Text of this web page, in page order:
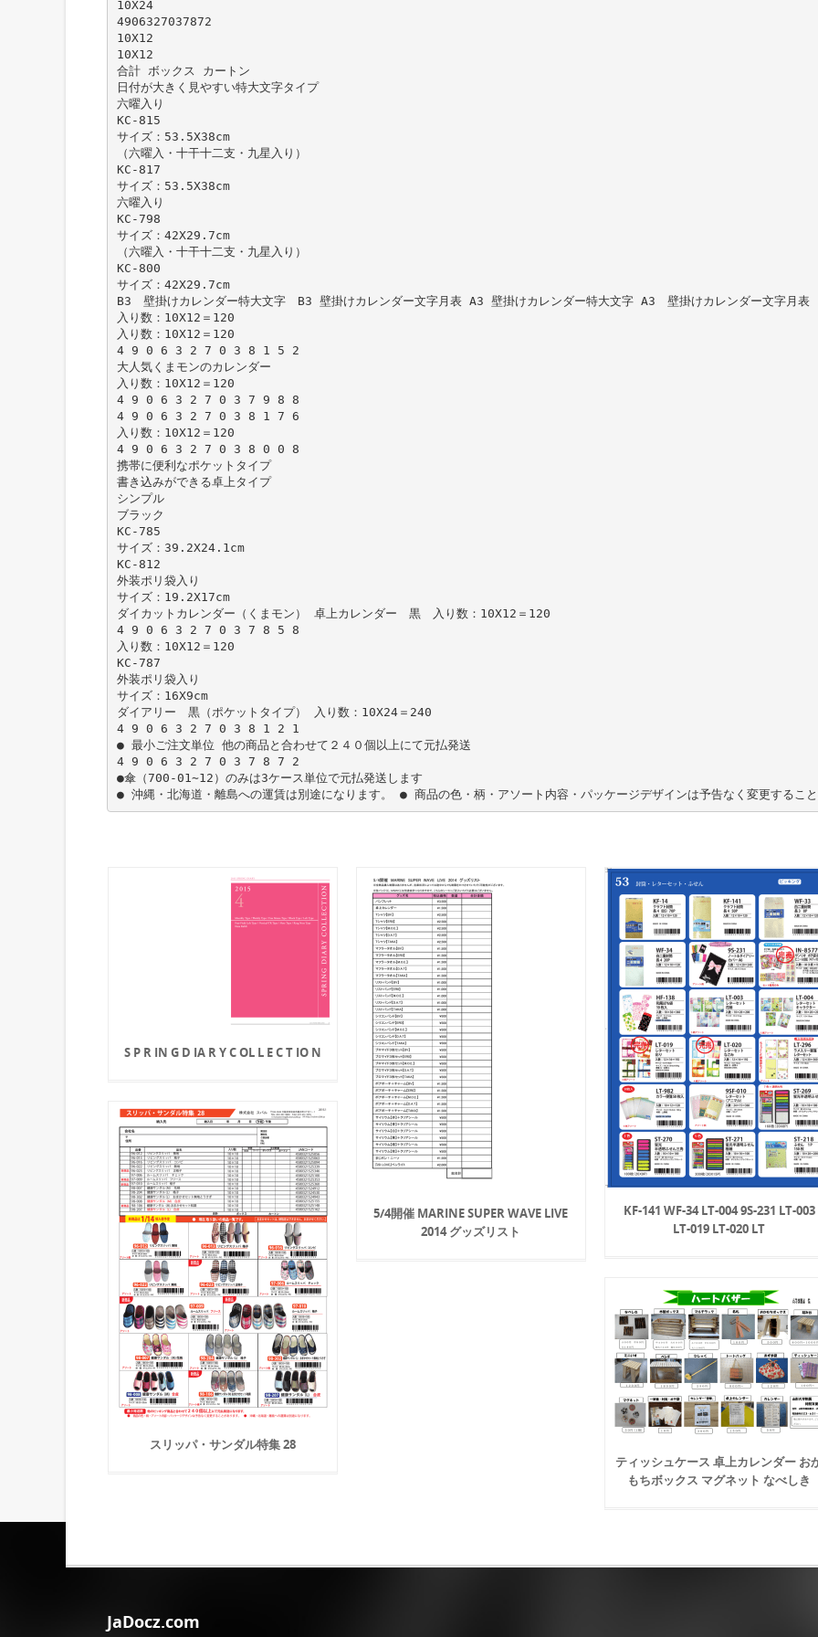
10X24
4906327037872
10X12
10X12
合計 ボックス カートン
日付が大きく見やすい特大文字タイプ
六曜入り
KC-815
サイズ：53.5X38cm
（六曜入・十干十二支・九星入り）
KC-817
サイズ：53.5X38cm
六曜入り
KC-798
サイズ：42X29.7cm
（六曜入・十干十二支・九星入り）
KC-800
サイズ：42X29.7cm
B3 壁掛けカレンダー特大文字 B3 壁掛けカレンダー文字月表 A3 壁掛けカレンダー特大文字 A3 壁掛けカレンダー文字月表
入り数：10X12＝120
入り数：10X12＝120
4 9 0 6 3 2 7 0 3 8 1 5 2
大人気くまモンのカレンダー
入り数：10X12＝120
4 9 0 6 3 2 7 0 3 7 9 8 8
4 9 0 6 3 2 7 0 3 8 1 7 6
入り数：10X12＝120
4 9 0 6 3 2 7 0 3 8 0 0 8
携帯に便利なポケットタイプ
書き込みができる卓上タイプ
シンプル
ブラック
KC-785
サイズ：39.2X24.1cm
KC-812
外装ポリ袋入り
サイズ：19.2X17cm
ダイカットカレンダー（くまモン） 卓上カレンダー 黒 入り数：10X12＝120
4 9 0 6 3 2 7 0 3 7 8 5 8
入り数：10X12＝120
KC-787
外装ポリ袋入り
サイズ：16X9cm
ダイアリー 黒（ポケットタイプ） 入り数：10X24＝240
4 9 0 6 3 2 7 0 3 8 1 2 1
● 最小ご注文単位 他の商品と合わせて２４０個以上にて元払発送
4 9 0 6 3 2 7 0 3 7 8 7 2
●傘（700-01∼12）のみは3ケース単位で元払発送します
● 沖縄・北海道・離島への運賃は別途になります。 ● 商品の色・柄・アソート内容・パッケージデザインは予告なく変更するこ
S P R IN G D IA R Y C OL L E C T IO N
5/4開催 MARINE SUPER WAVE LIVE
2014 グッズリスト
KF-141 WF-34 LT-004 9S-231 LT-003
LT-019 LT-020 LT
スリッパ・サンダル特集 28
ティッシュケース 卓上カレンダー お
もちボックス マグネット なべしき
JaDocz.com